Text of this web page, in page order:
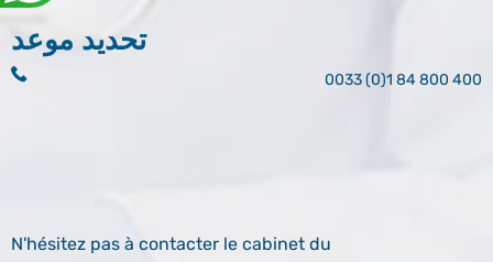
تحديد موعد
0033 (0)1 84 800 400
N'hésitez pas à contacter le cabinet du